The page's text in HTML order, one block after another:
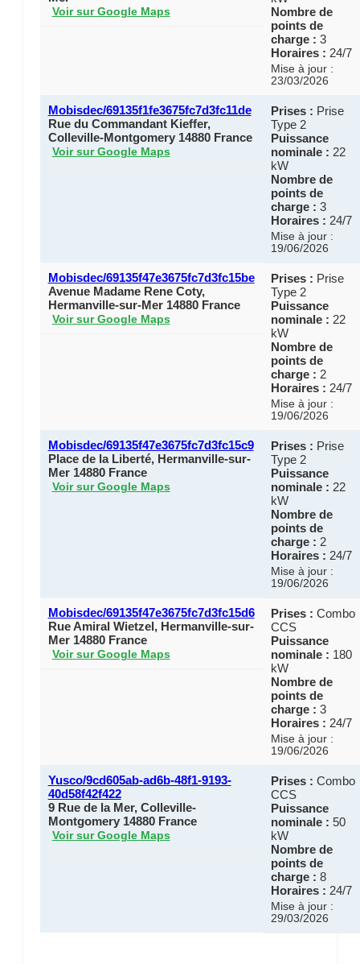
Voir sur Google Maps
Nombre de
points de
charge : 3
Horaires : 24/7
Mise à jour :
23/03/2026
Mobisdec/69135f1fe3675fc7d3fc11de
Rue du Commandant Kieffer,
Colleville-Montgomery 14880 France
Voir sur Google Maps
Prises : Prise
Type 2
Puissance
nominale : 22
kW
Nombre de
points de
charge : 3
Horaires : 24/7
Mise à jour :
19/06/2026
Mobisdec/69135f47e3675fc7d3fc15be
Avenue Madame Rene Coty,
Hermanville-sur-Mer 14880 France
Voir sur Google Maps
Prises : Prise
Type 2
Puissance
nominale : 22
kW
Nombre de
points de
charge : 2
Horaires : 24/7
Mise à jour :
19/06/2026
Mobisdec/69135f47e3675fc7d3fc15c9
Place de la Liberté, Hermanville-sur-
Mer 14880 France
Voir sur Google Maps
Prises : Prise
Type 2
Puissance
nominale : 22
kW
Nombre de
points de
charge : 2
Horaires : 24/7
Mise à jour :
19/06/2026
Mobisdec/69135f47e3675fc7d3fc15d6
Rue Amiral Wietzel, Hermanville-sur-
Mer 14880 France
Voir sur Google Maps
Prises : Combo
CCS
Puissance
nominale : 180
kW
Nombre de
points de
charge : 3
Horaires : 24/7
Mise à jour :
19/06/2026
Yusco/9cd605ab-ad6b-48f1-9193-
40d58f42f422
9 Rue de la Mer, Colleville-
Montgomery 14880 France
Voir sur Google Maps
Prises : Combo
CCS
Puissance
nominale : 50
kW
Nombre de
points de
charge : 8
Horaires : 24/7
Mise à jour :
29/03/2026